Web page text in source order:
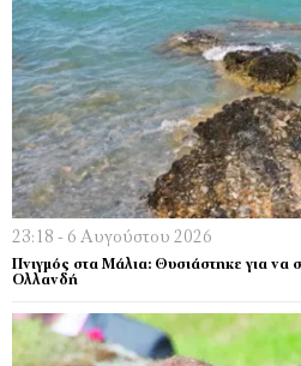
23:18 - 6 Αυγούστου 2026
Πνιγμός στα Μάλια: Θυσιάστηκε για να
Ολλανδή